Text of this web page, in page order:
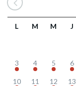
L M M J
3 4 5 6
10 11 12 13